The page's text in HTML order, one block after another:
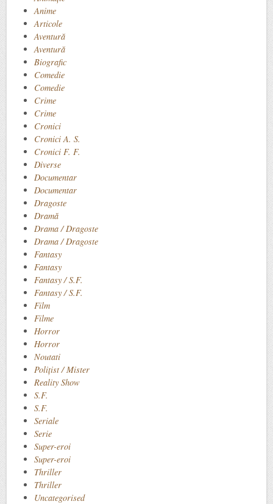
Anime
Articole
Aventură
Aventură
Biografic
Comedie
Comedie
Crime
Crime
Cronici
Cronici A. S.
Cronici F. F.
Diverse
Documentar
Documentar
Dragoste
Dramă
Drama / Dragoste
Drama / Dragoste
Fantasy
Fantasy
Fantasy / S.F.
Fantasy / S.F.
Film
Filme
Horror
Horror
Noutati
Polițist / Mister
Reality Show
S.F.
S.F.
Seriale
Serie
Super-eroi
Super-eroi
Thriller
Thriller
Uncategorised